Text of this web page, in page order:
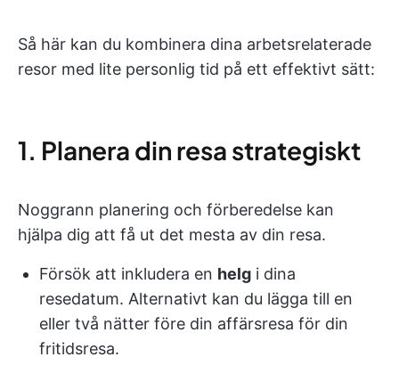
Så här kan du kombinera dina arbetsrelaterade
resor med lite personlig tid på ett effektivt sätt:
1. Planera din resa strategiskt
Noggrann planering och förberedelse kan
hjälpa dig att få ut det mesta av din resa.
Försök att inkludera en helg i dina
resedatum. Alternativt kan du lägga till en
eller två nätter före din affärsresa för din
fritidsresa.